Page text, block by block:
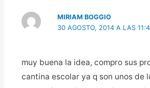
MIRIAM BOGGIO
30 AGOSTO, 2014 A LAS
muy buena la idea, compro sus
cantina escolar ya q son unos de